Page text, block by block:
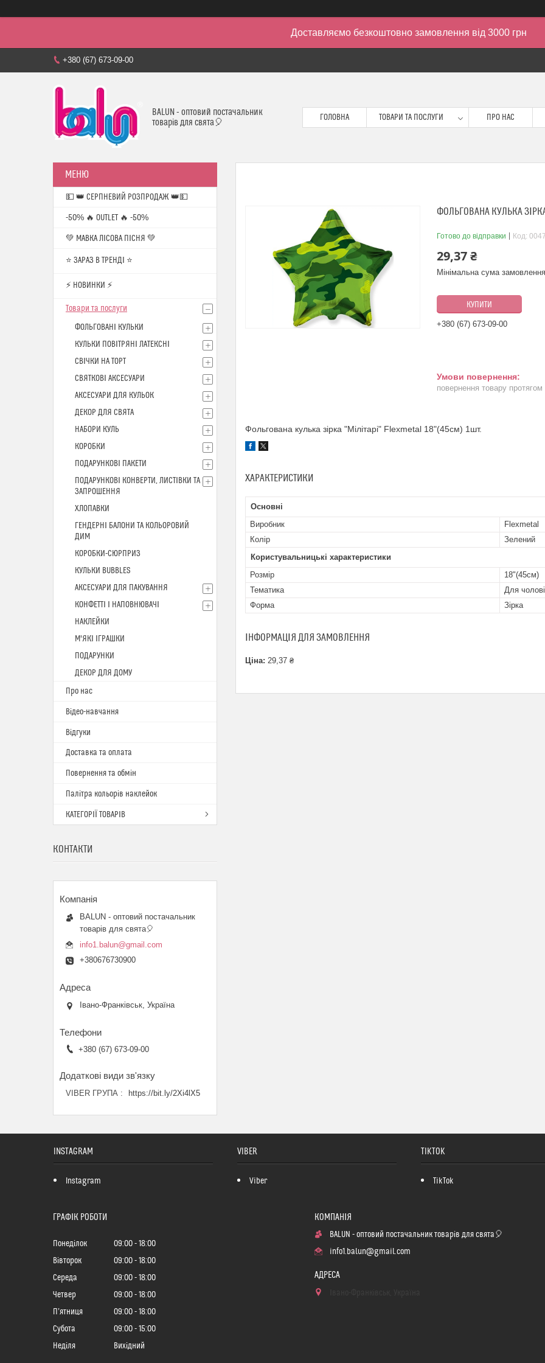
Доставляємо безкоштовно замовлення від 3000 грн
+380 (67) 673-09-00
BALUN - оптовий постачальник
товарів для свята🎈
ГОЛОВНА ТОВАРИ ТА ПОСЛУГИ ПРО НАС
ФОЛЬГОВАНА КУЛЬКА ЗІРКА
Готово до відправки Код:
29,37 ₴
Мінімальна сума
КУПИТИ
+380 (67) 673-09-00
повернення товару
Фольгована кулька зірка "Мілітарі" Flexmetal 18"(45см) 1шт.
ХАРАКТЕРИСТИКИ
Основні
Виробник
Flexmetal
Колір
Зелений
Користувальницькі характеристики
Розмір
18"(45см)
Тематика
Для
Форма
Зірка
ІНФОРМАЦІЯ ДЛЯ ЗАМОВЛЕННЯ
Ціна: 29,37 ₴
💵 👑 СЕРПНЕВИЙ РОЗПРОДАЖ 👑💵
-50% 🔥 OUTLET 🔥 -50%
💚 МАВКА ЛІСОВА ПІСНЯ 💚
⭐️ ЗАРАЗ В ТРЕНДІ ⭐️
⚡ НОВИНКИ ⚡
Товари та послуги
ФОЛЬГОВАНІ КУЛЬКИ
КУЛЬКИ ПОВІТРЯНІ ЛАТЕКСНІ
СВІЧКИ НА ТОРТ
СВЯТКОВІ АКСЕСУАРИ
АКСЕСУАРИ ДЛЯ КУЛЬОК
ДЕКОР ДЛЯ СВЯТА
НАБОРИ КУЛЬ
КОРОБКИ
ПОДАРУНКОВІ ПАКЕТИ
ПОДАРУНКОВІ КОНВЕРТИ, ЛИСТІВКИ ТА
ЗАПРОШЕННЯ
ХЛОПАВКИ
ГЕНДЕРНІ БАЛОНИ ТА КОЛЬОРОВИЙ
ДИМ
КОРОБКИ-СЮРПРИЗ
КУЛЬКИ BUBBLES
АКСЕСУАРИ ДЛЯ ПАКУВАННЯ
КОНФЕТТІ І НАПОВНЮВАЧІ
НАКЛЕЙКИ
М'ЯКІ ІГРАШКИ
ПОДАРУНКИ
ДЕКОР ДЛЯ ДОМУ
Про нас
Відео-навчання
Відгуки
Доставка та оплата
Повернення та обмін
Палітра кольорів наклейок
КАТЕГОРІЇ ТОВАРІВ
КОНТАКТИ
BALUN - оптовий постачальник
товарів для свята🎈
info1.balun@gmail.com
+380676730900
Івано-Франківськ, Україна
+380 (67) 673-09-00
VIBER ГРУПА https://bit.ly/2Xi4lX5
INSTAGRAM
Instagram
VIBER
Viber
TIKTOK
TikTok
ГРАФІК РОБОТИ
Понеділок 09:00
18:00
Вівторок
09:00
18:00
Середа
09:00
18:00
Четвер
09:00
18:00
Пʼятниця
09:00
18:00
Субота
09:00
15:00
Неділя
Вихідний
BALUN - оптовий постачальник товарів для свята🎈
info1.balun@gmail.com